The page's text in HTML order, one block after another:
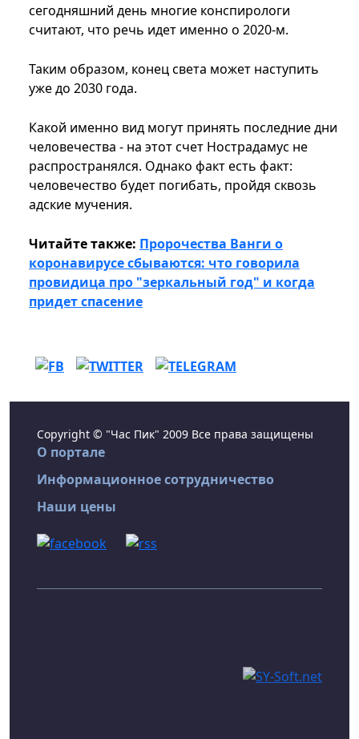
сегодняшний день многие конспирологи
считают, что речь идет именно о 2020-м.
Таким образом, конец света может наступить
уже до 2030 года.
Какой именно вид могут принять последние дни
человечества - на этот счет Нострадамус не
распространялся. Однако факт есть факт:
человечество будет погибать, пройдя сквозь
адские мучения.
Читайте также: Пророчества Ванги о
коронавирусе сбываются: что говорила
провидица про "зеркальный год" и когда
придет спасение
Copyright © "Час Пик" 2009 Все права защищены
О портале
Информационное сотрудничество
Наши цены